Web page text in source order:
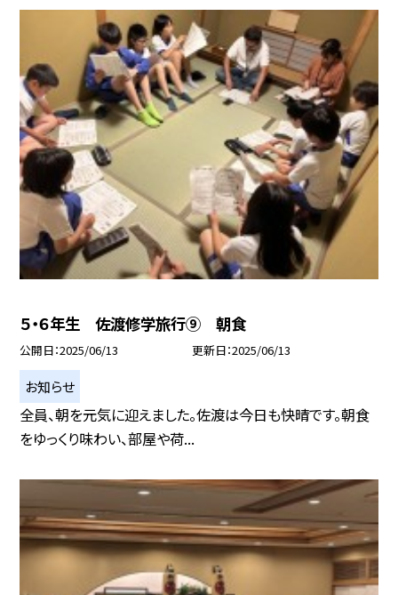
５・６年生 佐渡修学旅行⑨ 朝食
公開日 2025/06/13 更新日 2025/06/13
お知らせ
全員、朝を元気に迎えました。佐渡は今日も快晴です。朝食
をゆっくり味わい、部屋や荷...